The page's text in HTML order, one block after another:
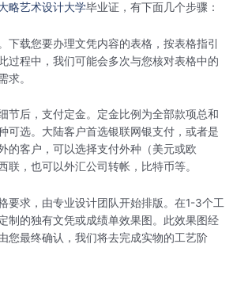
略艺术设计大学毕业证，有下面几个步骤：
下载您要办理文凭内容的表格，按表格指引
过程中，我们可能会多次与您核对表格中的
求。
节后，支付定金。定金比例为全部款项总和
可选。大陆客户首选银联网银支付，或者是
的客户，可以选择支付外种（美元或欧
联，也可以外汇公司转帐，比特币等。
要求，由专业设计团队开始排版。在1-3个工
制的独有文凭或成绩单效果图。此效果图经
您最终确认，我们将去完成实物的工艺阶